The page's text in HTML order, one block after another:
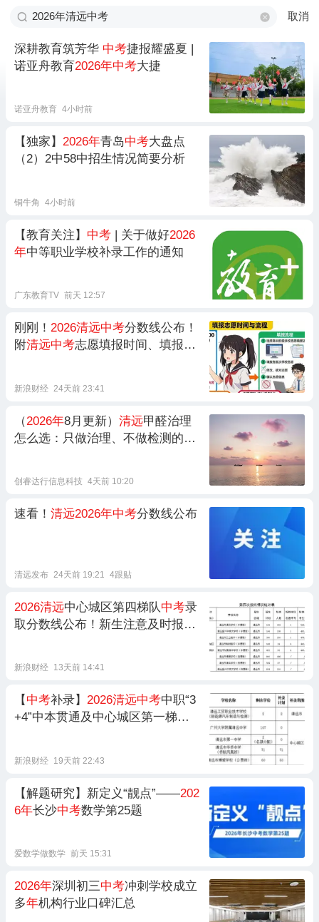
取消
深耕教育筑芳华 中考捷报耀盛夏 |
诺亚舟教育2026年中考大捷
诺亚舟教育 4小时前
【独家】 2026年青岛中考大盘点
（2）2中58中招生情况简要分析
铜牛角 4小时前
【教育关注】 中考 | 关于做好2026
年中等职业学校补录工作的通知
广东教育TV 前天 12:57
刚刚！ 2026清远中考分数线公布！
附清远中考志愿填报时间、填报指
新浪财经 24天前 23:41
（2026年8月更新） 清远甲醛治理
怎么选：只做治理、不做检测的专
创睿达行信息科技 4天前 10:20
速看！ 清远2026年中考分数线公布
清远发布 24天前 19:21 4跟贴
2026清远中心城区第四梯队中考录
取分数线公布！新生注意及时报到
新浪财经 13天前 14:41
【 中考补录】 2026清远中考中职“3
+4”中本贯通及中心城区第一梯队
新浪财经 19天前 22:43
【解题研究】新定义“靓点”——202
6年长沙中考数学第25题
爱数学做数学 前天 15:31
2026年深圳初三中考冲刺学校成立
多年机构行业口碑汇总